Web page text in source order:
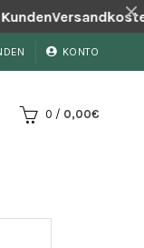
KONTO
0 / 0,00€